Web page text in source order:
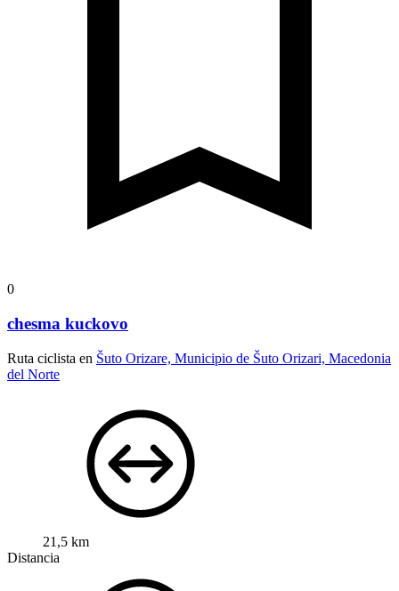
0
chesma kuckovo
Ruta ciclista en Šuto Orizare, Municipio de Šuto Orizari, Macedonia
del Norte
21,5 km
Distancia